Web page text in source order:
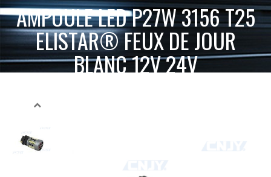
AMPOULE LED P27W 3156 T25
ELISTAR® FEUX DE JOUR
BLANC 12V 24V
T25-P27W -3156